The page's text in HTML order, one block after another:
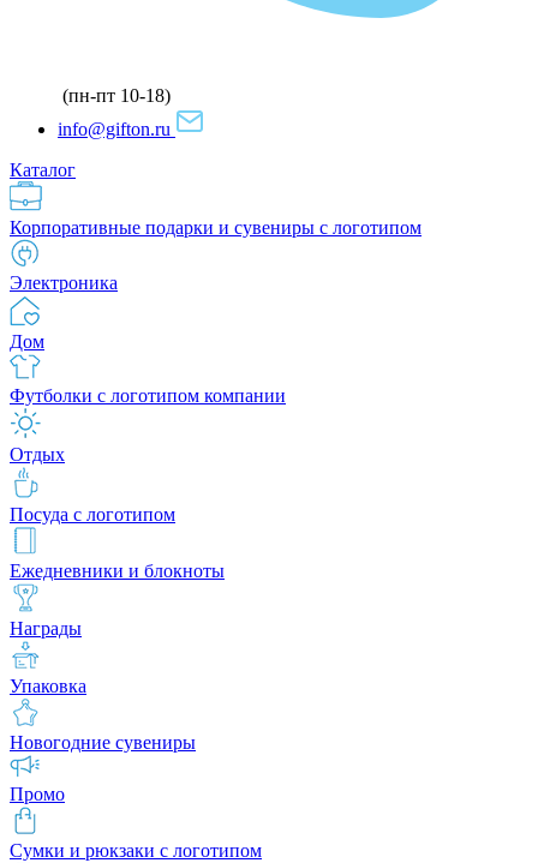
(пн-пт 10-18)
info@gifton.ru
Каталог
Корпоративные подарки и сувениры с логотипом
Электроника
Дом
Футболки с логотипом компании
Отдых
Посуда с логотипом
Ежедневники и блокноты
Награды
Упаковка
Новогодние сувениры
Промо
Сумки и рюкзаки с логотипом